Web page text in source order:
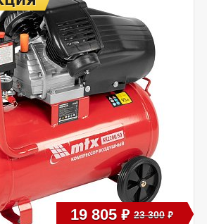
19 805 руб 23 300 руб